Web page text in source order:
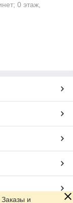
0 этаж,
и